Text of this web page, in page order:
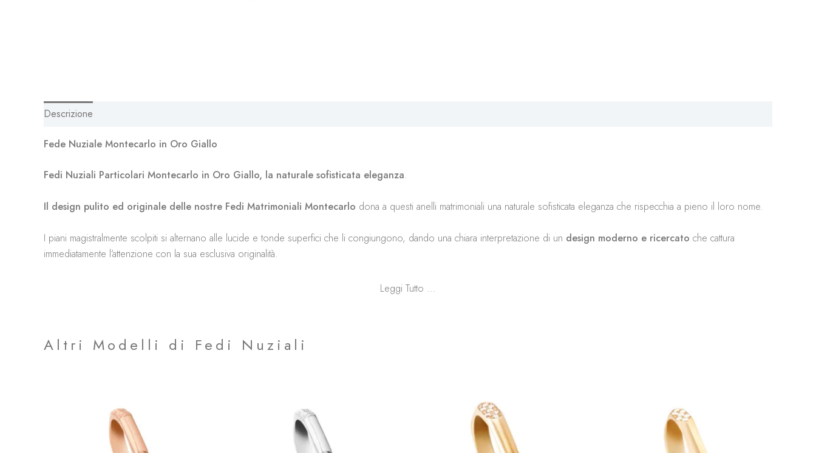
Descrizione
Fede Nuziale Montecarlo in Oro Giallo
Fedi Nuziali Particolari Montecarlo in Oro Giallo, la naturale sofisticata eleganza.
Il design pulito ed originale delle nostre Fedi Matrimoniali Montecarlo dona a questi anelli matrimoniali una naturale sofisticata eleganza che rispecchia a pieno il loro nome.
I piani magistralmente scolpiti si alternano alle lucide e tonde superfici che li congiungono, dando una chiara interpretazione di un design moderno e ricercato che cattura
immediatamente l’attenzione con la sua esclusiva originalità.
Leggi Tutto ...
Altri Modelli di Fedi Nuziali